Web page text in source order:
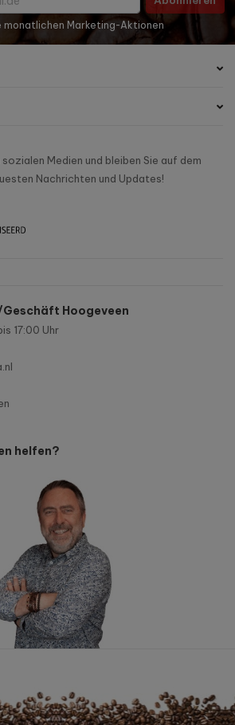
monatlichen Marketing-Aktionen
Medien und bleiben Sie auf dem
Nachrichten und Updates!
Hoogeveen
17:00 Uhr
helfen?